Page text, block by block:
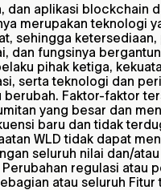
dan aplikasi blockchain
merupakan teknologi
sehingga ketersediaan,
dan fungsinya
pihak ketiga,
serta teknologi dan
berubah. Faktor-faktor
yang besar dan
baru dan tidak
WLD tidak dapat
seluruh nilai dan/atau
regulasi atau
atau seluruh Fitur